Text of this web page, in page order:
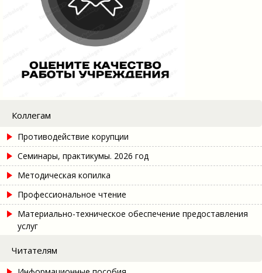
Коллегам
Противодействие корупции
Семинары, практикумы. 2026 год
Методическая копилка
Профессиональное чтение
Материально-техническое обеспечение предоставления
услуг
Читателям